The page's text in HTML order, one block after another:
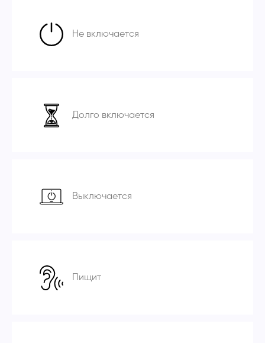
Не включается
Долго включается
Выключается
Пищит